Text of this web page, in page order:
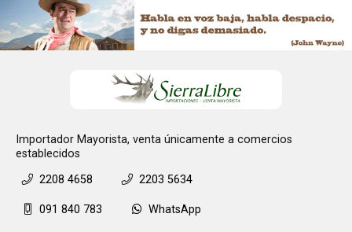
Importador Mayorista, venta únicamente a comercios
establecidos
2208 4658
2203 5634
091 840 783 WhatsApp